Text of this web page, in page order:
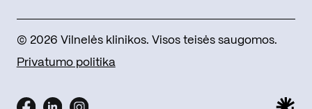
© 2026 Vilnelės klinikos. Visos teisės saugomos.
Privatumo politika